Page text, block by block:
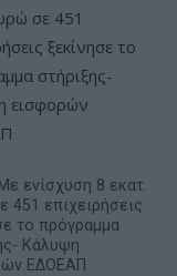
ενίσχυση 8 εκατ.
451 επιχειρήσεις
το πρόγραμμα
Κάλυψη
ΕΔΟΕΑΠ